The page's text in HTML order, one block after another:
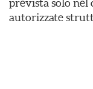
prevista solo nel
autorizzate